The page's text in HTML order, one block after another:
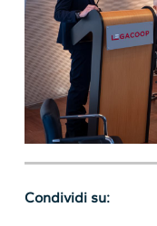
Condividi su: